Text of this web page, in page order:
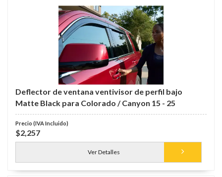
Deflector de ventana ventivisor de perfil bajo
Matte Black para Colorado / Canyon 15 - 25
$2,257
Ver Detalles